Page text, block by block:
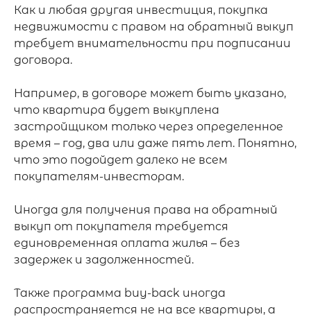
Как и любая другая инвестиция, покупка
недвижимости с правом на обратный выкуп
требует внимательности при подписании
договора.
Например, в договоре может быть указано,
что квартира будет выкуплена
застройщиком только через определенное
время – год, два или даже пять лет. Понятно,
что это подойдет далеко не всем
покупателям-инвесторам.
Иногда для получения права на обратный
выкуп от покупателя требуется
единовременная оплата жилья – без
задержек и задолженностей.
Также программа buy-back иногда
распространяется не на все квартиры, а